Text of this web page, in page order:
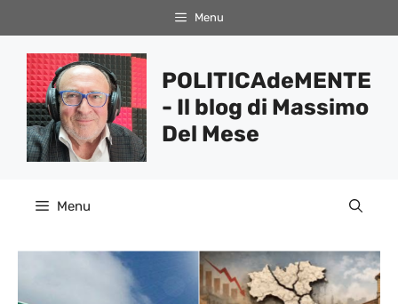
al
contenuto
Menu
POLITICAdeMENTE
- Il blog di Massimo
Del Mese
Menu